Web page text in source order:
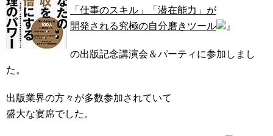
「仕事のスキル」「潜在能力」が
開発される究極の自分磨きツール
』
の出版記念講演会＆パーティに参加しまし
た。
出版業界の方々が多数参加されていて
盛大な宴席でした。